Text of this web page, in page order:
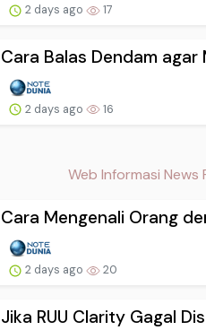
2 days ago 17
Cara Balas Dendam agar
2 days ago 16
Web Informasi News
Cara Mengenali Orang
2 days ago 20
Jika RUU Clarity Gagal